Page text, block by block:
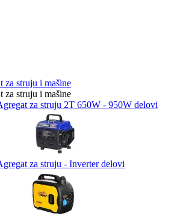
za struju i mašine
za struju i mašine
za struju 2T 650W - 950W delovi
za struju - Inverter delovi